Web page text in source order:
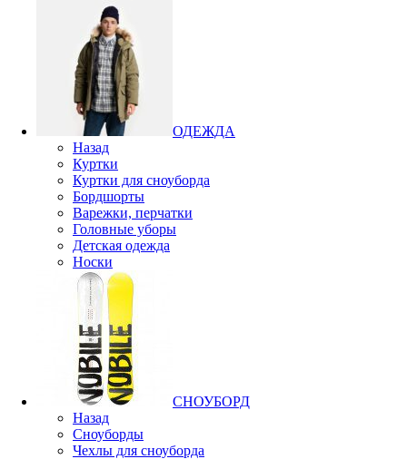
ОДЕЖДА
Назад
Куртки
Куртки для сноуборда
Бордшорты
Варежки, перчатки
Головные уборы
Детская одежда
Носки
СНОУБОРД
Назад
Сноуборды
Чехлы для сноуборда